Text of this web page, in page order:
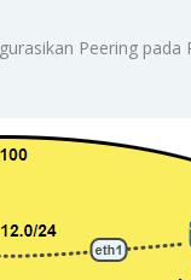
Peering pada